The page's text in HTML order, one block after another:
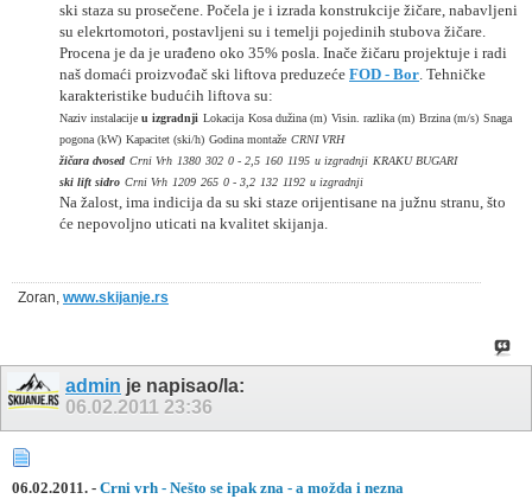
ski staza su prosečene. Počela je i izrada konstrukcije žičare, nabavljeni
su elekrtomotori, postavljeni su i temelji pojedinih stubova žičare.
Procena je da je urađeno oko 35% posla. Inače žičaru projektuje i radi
naš domaći proizvođač ski liftova preduzeće FOD - Bor. Tehničke
karakteristike budućih liftova su:
Naziv instalacije u izgradnji Lokacija Kosa dužina (m) Visin. razlika (m) Brzina (m/s) Snaga
pogona (kW) Kapacitet (ski/h) Godina montaže CRNI VRH
žičara dvosed Crni Vrh 1380 302 0 - 2,5 160 1195 u izgradnji KRAKU BUGARI
ski lift sidro Crni Vrh 1209 265 0 - 3,2 132 1192 u izgradnji
Na žalost, ima indicija da su ski staze orijentisane na južnu stranu, što
će nepovoljno uticati na kvalitet skijanja.
Zoran, www.skijanje.rs
admin je napisao/la:
06.02.2011 23:36
06.02.2011. - Crni vrh - Nešto se ipak zna - a možda i nezna